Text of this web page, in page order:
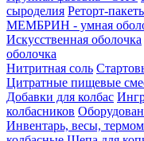
сыроделия Реторт-
МЕМБРИН - умная
Искусственная оболочка
оболочка
Нитритная соль
Цитратные пищевые
Добавки для колбас
колбасников
Инвентарь, весы,